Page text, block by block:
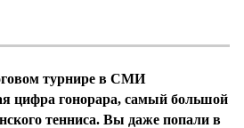
турнире в СМИ
цифра гонорара, самый большой
тенниса. Вы даже попали в